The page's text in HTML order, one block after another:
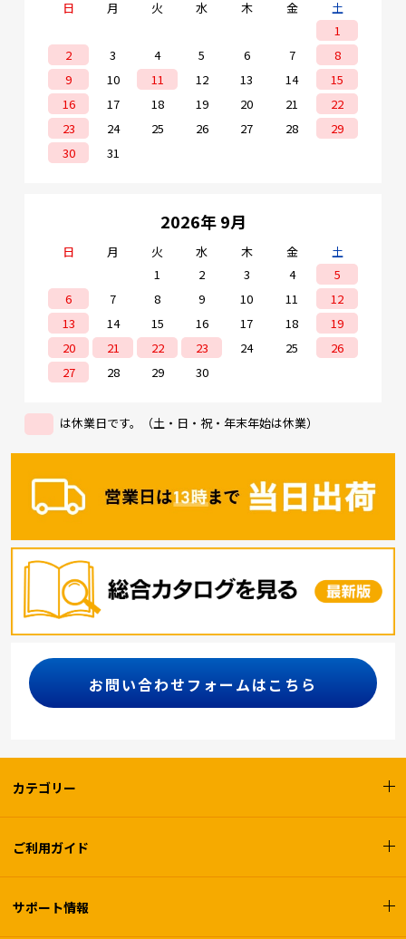
日 月 火 水 木 金
土
1
2
3 4 5 6 7
8
9
10 11 12 13 14
15
16
17 18 19 20 21
22
23
24 25 26 27 28
29
30
31
2026年 9月
日 月 火 水 木 金
土
1
2 3 4
5
6
7 8 9 10 11
12
13
14 15 16 17 18
19
20
21 22 23 24 25
26
27
28 29 30
は休業日です。（土・日・祝・年末年始は休業）
お問い合わせフォームはこちら
カテゴリー
ご利用ガイド
サポート情報